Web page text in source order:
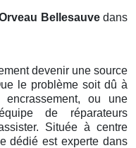
Bellesauvedans
devenir une source
le problème soit dû à
encrassement, ou une
de réparateurs
Située à centre
dédié est experte dans